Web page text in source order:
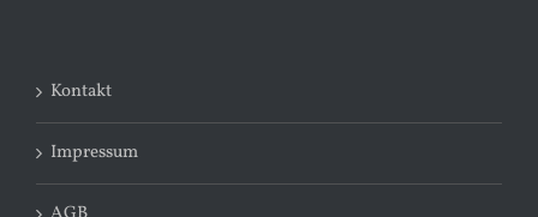
Kontakt
Impressum